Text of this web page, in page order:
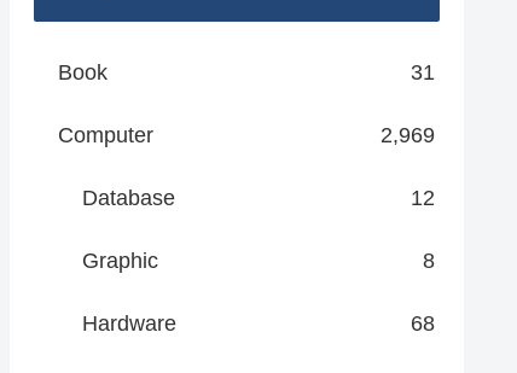
Book 31
Computer 2,969
Database 12
Graphic 8
Hardware 68